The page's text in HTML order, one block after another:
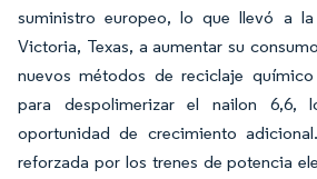
suministro europeo, lo que llevó a
Victoria, Texas, a aumentar su
nuevos métodos de reciclaje
para despolimerizar el nailon 6,6,
oportunidad de crecimiento
reforzada por los trenes de potencia